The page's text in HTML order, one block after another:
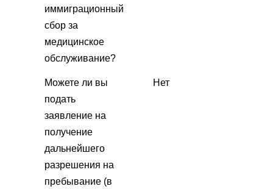
иммиграционный
сбор за
медицинское
обслуживание?
Можете ли вы
подать
заявление на
получение
дальнейшего
разрешения на
пребывание (в
Нет